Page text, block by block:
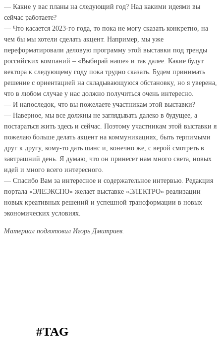
— Какие у вас планы на следующий год? Над какими идеями вы
сейчас работаете?
— Что касается 2023-го года, то пока не могу сказать конкретно, на
чем бы мы хотели сделать акцент. Например, мы уже
переформатировали деловую программу этой выставки под тренды
российских компаний – «Выбирай наше» и так далее. Какие будут
вектора к следующему году пока трудно сказать. Будем принимать
решение с ориентацией на складывающуюся обстановку, но я уверена,
что в любом случае у нас должно получиться очень интересно.
— И напоследок, что вы пожелаете участникам этой выставки?
— Наверное, мы все должны не заглядывать далеко в будущее, а
постараться жить здесь и сейчас. Поэтому участникам этой выставки я
пожелаю больше делать акцент на коммуникациях, быть терпимыми
друг к другу, кому-то дать шанс и, конечно же, с верой смотреть в
завтрашний день. Я думаю, что он принесет нам много света, новых
идей и много всего интересного.
— Спасибо Вам за интересное и содержательное интервью. Редакция
портала «ЭЛЕЭКСПО» желает выставке «ЭЛЕКТРО» реализации
новых креативных решений и успешной трансформации в новых
экономических условиях.
Материал подготовил Игорь Дмитриев.
#TAG